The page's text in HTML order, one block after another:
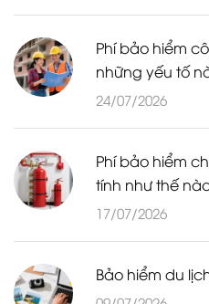
Phí bảo hiểm
những yếu tố
24/07/2026
Phí bảo hiểm
tính như thế
17/07/2026
Bảo hiểm du